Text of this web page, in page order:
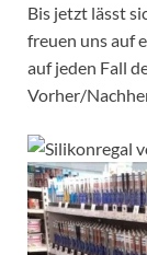
Bis jetzt lässt
freuen uns auf
auf jeden Fall
Vorher/